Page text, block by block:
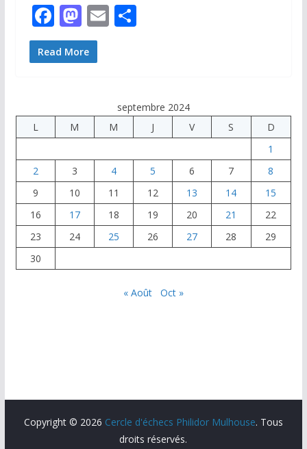
F
ac
e
o
k
M
as
to
n
E P
er
Read More
septembre 2024
L
M M J V S
D
1
2
3 4 5 6 7
8
9
10 11 12 13 14
15
16
17 18 19 20 21
22
23
24 25 26 27 28
29
30
« Août Oct »
Copyright © 2026 Cercle d'échecs Philidor Mulhouse. Tous
droits réservés.